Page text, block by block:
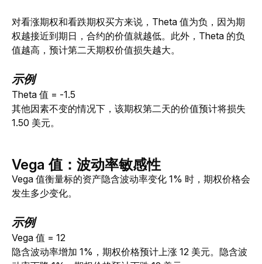
对看涨期权和看跌期权买方来说，Theta 值为负，因为期
权越接近到期日，合约的价值就越低。此外，Theta 的负
值越高，预计第二天期权价值损失越大。
示例
Theta 值 = -1.5
其他因素不变的情况下，该期权第二天的价值预计将损失
1.50 美元。
Vega 值： 波动率敏感性
Vega 值衡量标的资产隐含波动率变化 1% 时，期权价格会
发生多少变化。
示例
Vega 值 = 12
隐含波动率增加 1%，期权价格预计上涨 12 美元。隐含波